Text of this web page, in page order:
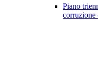
Piano
corruzione